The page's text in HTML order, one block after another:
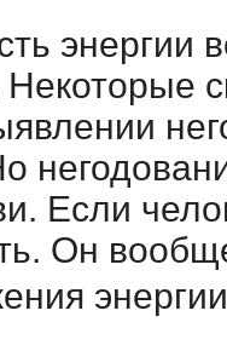
энергии
Некоторые
Если
Он